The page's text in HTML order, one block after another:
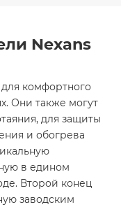
Nexans
для комфортного
Они также могут
для защиты
и обогрева
в едином
Второй конец
заводским